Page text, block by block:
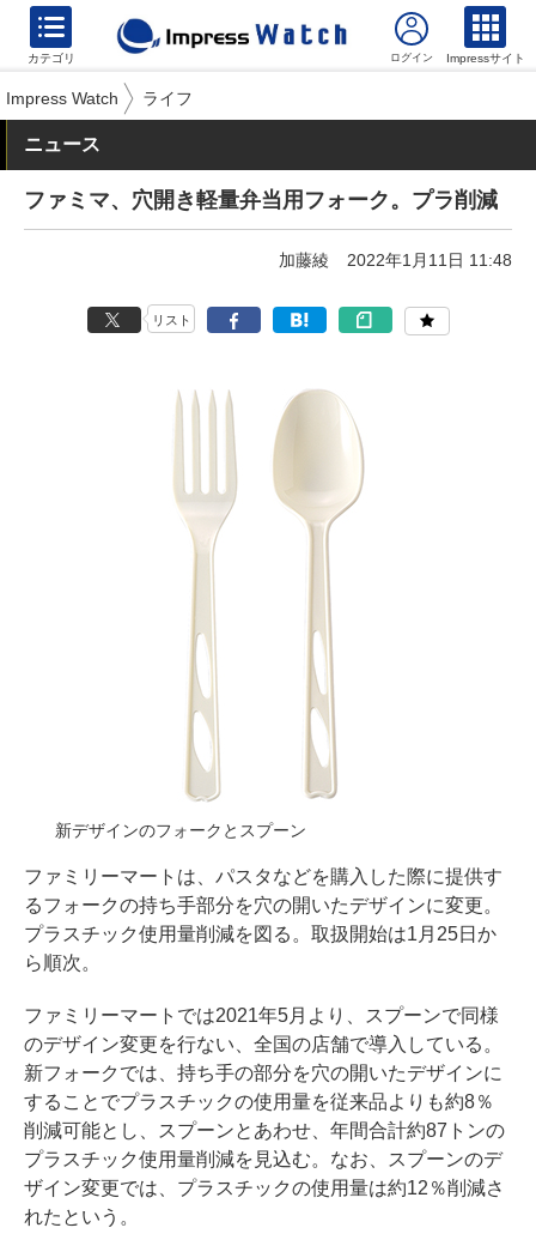
カテゴリ Impressサイト
Impress Watch ライフ
ニュース
ファミマ、穴開き軽量弁当用フォーク。プラ削減
加藤綾 2022年1月11日 11:48
リスト
新デザインのフォークとスプーン
ファミリーマートは、パスタなどを購入した際に提供す
るフォークの持ち手部分を穴の開いたデザインに変更。
プラスチック使用量削減を図る。取扱開始は1月25日か
ら順次。
ファミリーマートでは2021年5月より、スプーンで同様
のデザイン変更を行ない、全国の店舗で導入している。
新フォークでは、持ち手の部分を穴の開いたデザインに
することでプラスチックの使用量を従来品よりも約8％
削減可能とし、スプーンとあわせ、年間合計約87トンの
プラスチック使用量削減を見込む。なお、スプーンのデ
ザイン変更では、プラスチックの使用量は約12％削減さ
れたという。